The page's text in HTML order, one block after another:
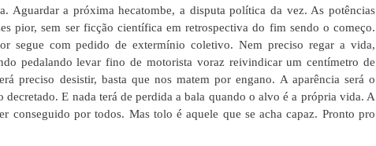
Aguardar a próxima hecatombe, a disputa política da vez. As potências
pior, sem ser ficção científica em retrospectiva do fim sendo o começo.
segue com pedido de extermínio coletivo. Nem preciso regar a vida,
pedalando levar fino de motorista voraz reivindicar um centímetro de
preciso desistir, basta que nos matem por engano. A aparência será o
E nada terá de perdida a bala quando o alvo é a própria vida. A
conseguido por todos. Mas tolo é aquele que se acha capaz. Pronto pro